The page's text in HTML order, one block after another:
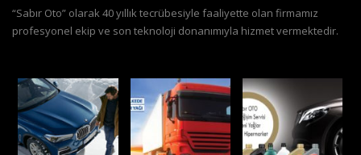
“Sabır Oto” olarak 40 yıllık tecrübesiyle faaliyette olan firmamız
profesyonel ekip ve son teknoloji donanımıyla hizmet vermektedir.